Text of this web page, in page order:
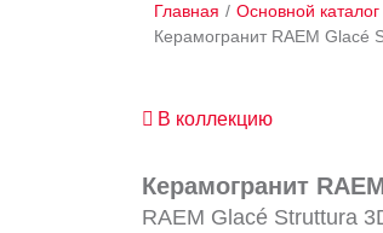
Главная / Основной каталог
Керамогранит RAEM Glacé
В коллекцию
Керамогранит
RAEM Glacé Struttura